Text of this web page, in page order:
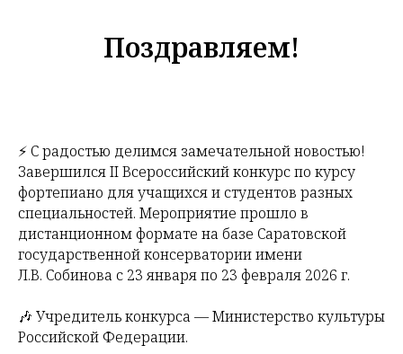
Поздравляем!
⚡️ С радостью делимся замечательной новостью!
Завершился II Всероссийский конкурс по курсу
фортепиано для учащихся и студентов разных
специальностей. Мероприятие прошло в
дистанционном формате на базе Саратовской
государственной консерватории имени
Л.В. Собинова с 23 января по 23 февраля 2026 г.
🎶 Учредитель конкурса — Министерство культуры
Российской Федерации.